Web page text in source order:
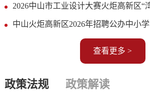
考试综合成绩及入围体检人员名单公布
查看更多 >
政策法规 政策解读